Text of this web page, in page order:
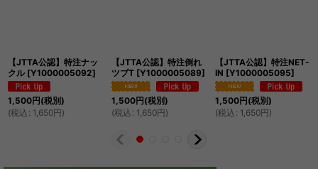
【JTTA公認】特注ナッ
クル [Y1000005092]
1,500円(税別)
(税込 : 1,650円)
【JTTA公認】特注倒れ
ツブT [Y1000005089]
1,500円(税別)
(税込 : 1,650円)
【JTTA公認】特注NET-
IN [Y1000005095]
1,500円(税別)
(税込 : 1,650円)